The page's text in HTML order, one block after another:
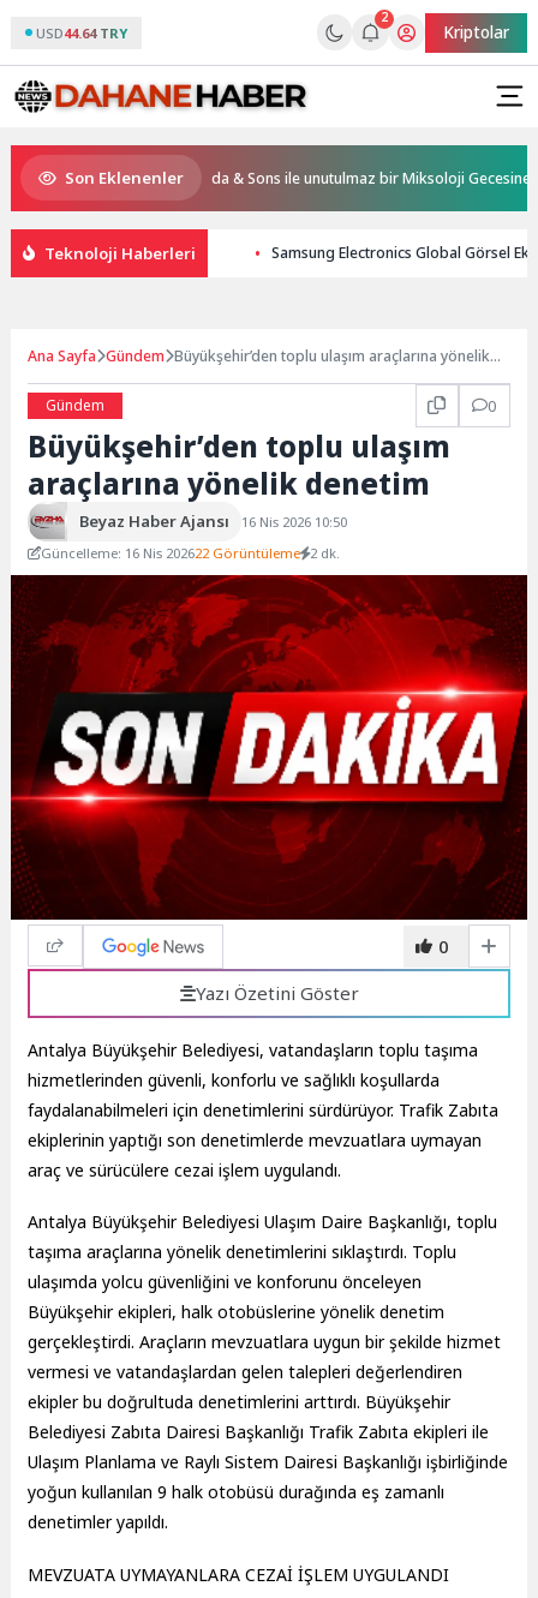
USD44.64 TRY
2
Kriptolar
Son Eklenenler
Resorts, Ödüllü bar Panda & Sons ile unutulmaz bir Miksoloji Gecesine İmza
Teknoloji Haberleri Samsung Electronics Global Görsel
Ana Sayfa Gündem Büyükşehir’den toplu ulaşım araçlarına yönelik
Gündem
0
Büyükşehir’den toplu ulaşım
araçlarına yönelik denetim
Beyaz Haber Ajansı
16 Nis 2026 10:50
Güncelleme: 16 Nis 202622 Görüntüleme 2 dk.
0
Yazı Özetini Göster
Antalya Büyükşehir Belediyesi, vatandaşların toplu taşıma
hizmetlerinden güvenli, konforlu ve sağlıklı koşullarda
faydalanabilmeleri için denetimlerini sürdürüyor. Trafik Zabıta
ekiplerinin yaptığı son denetimlerde mevzuatlara uymayan
araç ve sürücülere cezai işlem uygulandı.
Antalya Büyükşehir Belediyesi Ulaşım Daire Başkanlığı, toplu
taşıma araçlarına yönelik denetimlerini sıklaştırdı. Toplu
ulaşımda yolcu güvenliğini ve konforunu önceleyen
Büyükşehir ekipleri, halk otobüslerine yönelik denetim
gerçekleştirdi. Araçların mevzuatlara uygun bir şekilde hizmet
vermesi ve vatandaşlardan gelen talepleri değerlendiren
ekipler bu doğrultuda denetimlerini arttırdı. Büyükşehir
Belediyesi Zabıta Dairesi Başkanlığı Trafik Zabıta ekipleri ile
Ulaşım Planlama ve Raylı Sistem Dairesi Başkanlığı işbirliğinde
yoğun kullanılan 9 halk otobüsü durağında eş zamanlı
denetimler yapıldı.
MEVZUATA UYMAYANLARA CEZAİ İŞLEM UYGULANDI